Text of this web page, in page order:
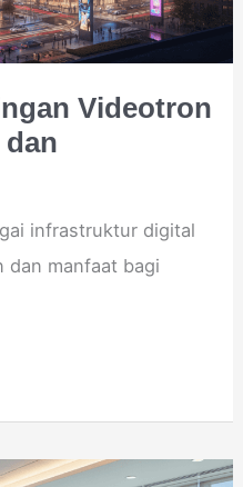
Videotron
infrastruktur digital
dan manfaat bagi